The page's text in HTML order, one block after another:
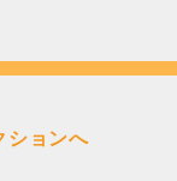
ションへ